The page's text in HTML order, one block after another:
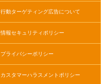
行動ターゲティング広告について
情報セキュリティポリシー
プライバシーポリシー
カスタマーハラスメントポリシー